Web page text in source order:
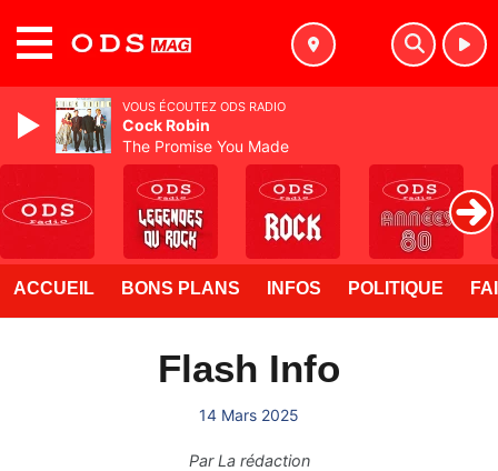
ACCUEIL BONS PLANS INFOS POLITIQUE
Flash Info
14 Mars 2025
ParLa rédaction
VOUS ÉCOUTEZ ODS RADIO
Cock Robin
The Promise You Made